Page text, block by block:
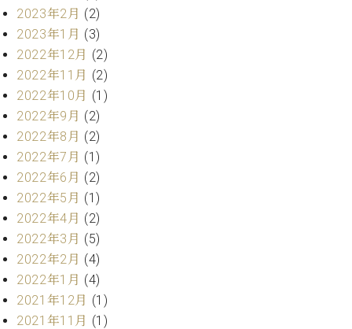
イ
ン
ア
カ
デ
ミ
ー
W.
ホ
フ
マ
ン
プ
ロ
フ
ェ
ッ
セ
ス
セン
トラ
ム東
京の
ご案
内
(PDF)
問
い
合
わ
せ
本
2023年2月 (2)
2023年1月 (3)
2022年12月 (2)
2022年11月 (2)
2022年10月 (1)
2022年9月 (2)
2022年8月 (2)
2022年7月 (1)
2022年6月 (2)
2022年5月 (1)
2022年4月 (2)
2022年3月 (5)
2022年2月 (4)
2022年1月 (4)
2021年12月 (1)
2021年11月 (1)